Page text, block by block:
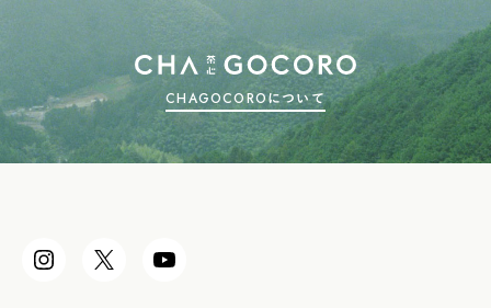
CHAGOCOROについて